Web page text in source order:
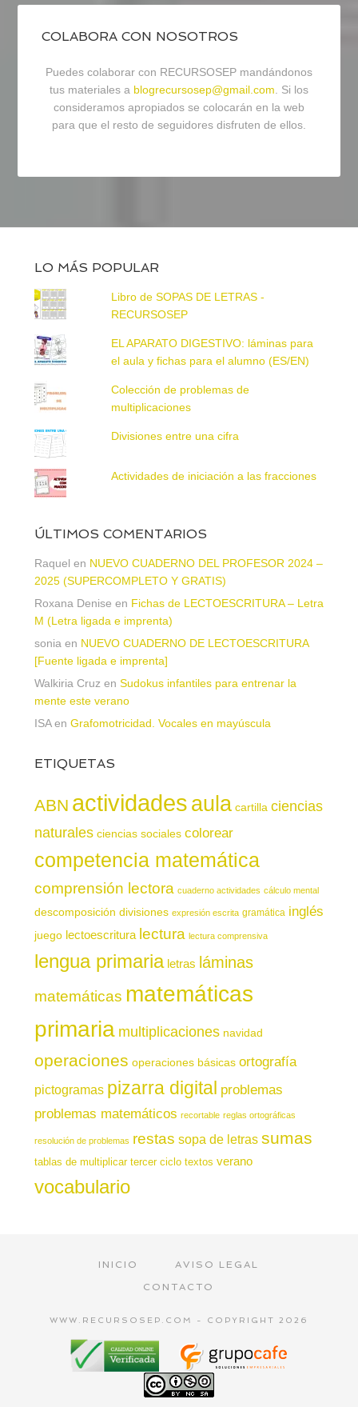
COLABORA CON NOSOTROS
Puedes colaborar con RECURSOSEP mandándonos
tus materiales a blogrecursosep@gmail.com. Si los
consideramos apropiados se colocarán en la web
para que el resto de seguidores disfruten de ellos.
LO MÁS POPULAR
Libro de SOPAS DE LETRAS -
RECURSOSEP
EL APARATO DIGESTIVO: láminas para
el aula y fichas para el alumno (ES/EN)
Colección de problemas de
multiplicaciones
Divisiones entre una cifra
Actividades de iniciación a las fracciones
ÚLTIMOS COMENTARIOS
Raquel en NUEVO CUADERNO DEL PROFESOR 2024 –
2025 (SUPERCOMPLETO Y GRATIS)
Roxana Denise en Fichas de LECTOESCRITURA – Letra
M (Letra ligada e imprenta)
sonia en NUEVO CUADERNO DE LECTOESCRITURA
[Fuente ligada e imprenta]
Walkiria Cruz en Sudokus infantiles para entrenar la
mente este verano
ISAen Grafomotricidad. Vocales en mayúscula
ETIQUETAS
ABN actividadesaula cartilla ciencias
naturales ciencias sociales colorear
competencia matemática
comprensión lectora cuaderno actividades cálculo mental
descomposición divisiones expresión escrita gramática inglés
juego lectoescritura lectura lectura comprensiva
lengua primaria letras láminas
matemáticas matemáticas
primaria multiplicaciones navidad
operaciones operaciones básicas ortografía
pictogramas pizarra digital problemas
problemas matemáticos recortable reglas ortográficas
resolución de problemas restas sopa de letras sumas
tablas de multiplicar tercer ciclo textos verano
vocabulario
INICIO
AVISO LEGAL
CONTACTO
WWW.RECURSOSEP.COM - COPYRIGHT 2026